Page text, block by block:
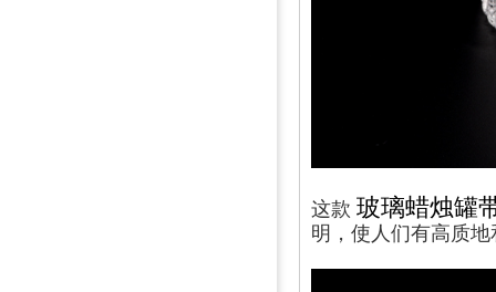
这款 玻璃蜡烛罐
明，使人们有高质